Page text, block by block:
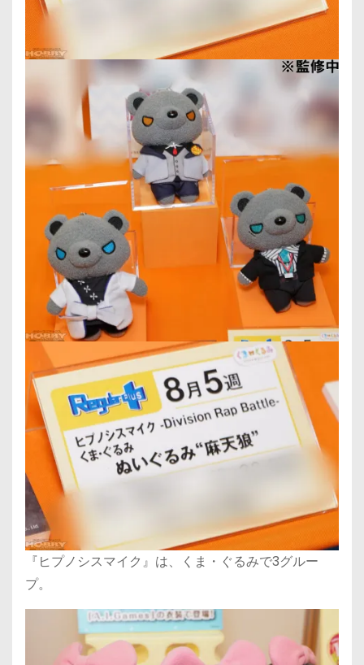
『ヒプノシスマイク』は、くま・ぐるみで3グルー
プ。